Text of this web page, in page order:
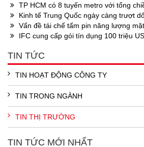
TP HCM có 8 tuyến metro với tổng
Kinh tế Trung Quốc ngày càng trượt
Vấn đề tái chế tấm pin năng lượng
IFC cung cấp gói tín dụng 100 triệu
TIN TỨC
TIN HOẠT ĐỘNG CÔNG TY
TIN TRONG NGÀNH
TIN THỊ TRƯỜNG
TIN TỨC MỚI NHẤT